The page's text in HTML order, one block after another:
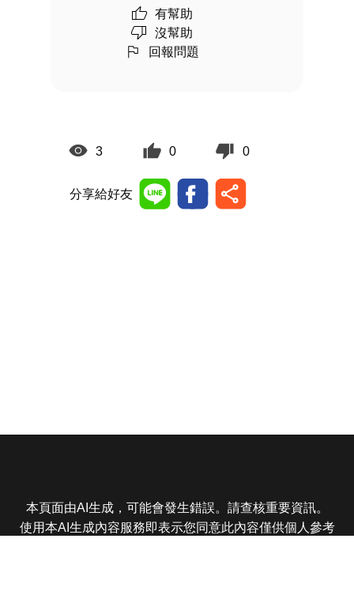
有幫助
沒幫助
回報問題
3 0 0
分享給好友
本頁面由AI生成，可能會發生錯誤。請查核重要資訊。
使用本AI生成內容服務即表示您同意此內容僅供個人參考